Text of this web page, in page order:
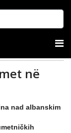
në
nad albanskim